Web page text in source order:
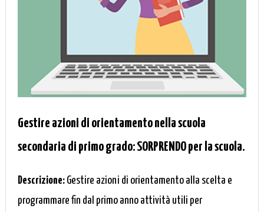
Gestire azioni di orientamento nella scuola
secondaria di primo grado: SORPRENDO per la scuola.
Descrizione:Gestire azioni di orientamento alla scelta e
programmare fin dal primo anno attività utili per